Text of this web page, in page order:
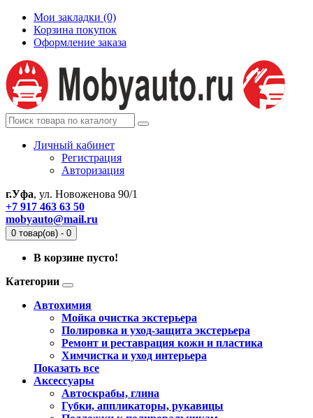
Мои закладки (0)
Корзина покупок
Оформление заказа
Личный кабинет
Регистрация
Авторизация
г.Уфа, ул. Новоженова 90/1
+7 917 463 63 50
mobyauto@mail.ru
0 товар(ов) - 0
В корзине пусто!
Категории
Автохимия
Мойка очистка экстерьера
Полировка и уход-защита экстерьера
Ремонт и реставрация кожи и пластика
Химчистка и уход интерьера
Показать все
Аксессуары
Автоскрабы, глина
Губки, аппликаторы, рукавицы